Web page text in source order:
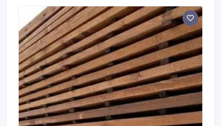
опытных и квалифицированных сотрудников.